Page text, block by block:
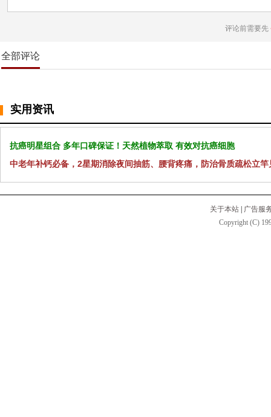
评论前需要先
全部评论
实用资讯
抗癌明星组合 多年口碑保证！天然植物萃取 有效对抗癌细胞
中老年补钙必备，2星期消除夜间抽筋、腰背疼痛，防治骨质疏松立竿
关于本站
广告服
Copyright (C)